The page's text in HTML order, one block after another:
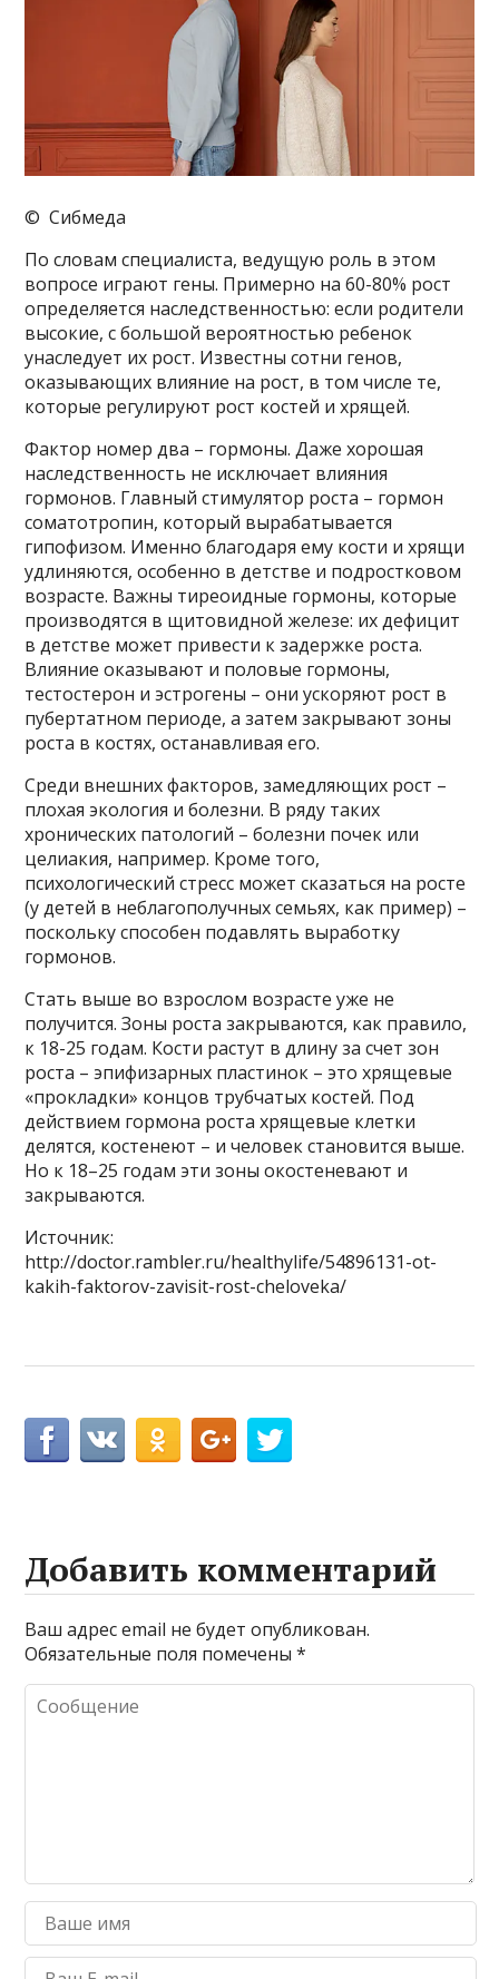
© Сибмеда
По словам специалиста, ведущую роль в этом
вопросе играют гены. Примерно на 60-80% рост
определяется наследственностью: если родители
высокие, с большой вероятностью ребенок
унаследует их рост. Известны сотни генов,
оказывающих влияние на рост, в том числе те,
которые регулируют рост костей и хрящей.
Фактор номер два – гормоны. Даже хорошая
наследственность не исключает влияния
гормонов. Главный стимулятор роста – гормон
соматотропин, который вырабатывается
гипофизом. Именно благодаря ему кости и хрящи
удлиняются, особенно в детстве и подростковом
возрасте. Важны тиреоидные гормоны, которые
производятся в щитовидной железе: их дефицит
в детстве может привести к задержке роста.
Влияние оказывают и половые гормоны,
тестостерон и эстрогены – они ускоряют рост в
пубертатном периоде, а затем закрывают зоны
роста в костях, останавливая его.
Среди внешних факторов, замедляющих рост –
плохая экология и болезни. В ряду таких
хронических патологий – болезни почек или
целиакия, например. Кроме того,
психологический стресс может сказаться на росте
(у детей в неблагополучных семьях, как пример) –
поскольку способен подавлять выработку
гормонов.
Стать выше во взрослом возрасте уже не
получится. Зоны роста закрываются, как правило,
к 18-25 годам. Кости растут в длину за счет зон
роста – эпифизарных пластинок – это хрящевые
«прокладки» концов трубчатых костей. Под
действием гормона роста хрящевые клетки
делятся, костенеют – и человек становится выше.
Но к 18–25 годам эти зоны окостеневают и
закрываются.
Источник:
http://doctor.rambler.ru/healthylife/54896131-ot-
kakih-faktorov-zavisit-rost-cheloveka/
Добавить комментарий
Ваш адрес email не будет опубликован.
Обязательные поля помечены*